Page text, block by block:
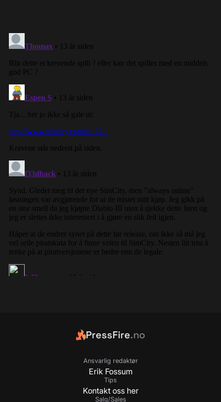
PressFire.no
Ansvarlig redaktør
Erik Fossum
Tips
Kontakt oss her
Salg/Sales